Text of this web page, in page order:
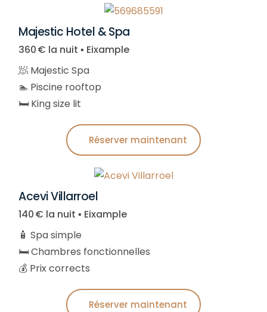
Majestic Hotel & Spa
360 € la nuit ▪︎ Eixample
🧖 Majestic Spa
🏊 Piscine rooftop
🛏️ King size lit
Réserver maintenant
Acevi Villarroel
140 € la nuit ▪︎ Eixample
🧴 Spa simple
🛏️ Chambres fonctionnelles
💰 Prix corrects
Réserver maintenant